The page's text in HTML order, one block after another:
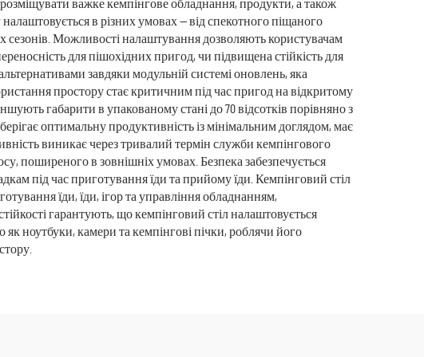
важке кемпінгове обладнання, продукти, а також
в різних умовах — від спекотного піщаного
сезонів. Можливості налаштування дозволяють користувачам
для пішохідних пригод, чи підвищена стійкість для
завдяки модульній системі оновлень, яка
простору стає критичним під час пригод на відкритому
габарити в упакованому стані до 70 відсотків порівняно з
оптимальну продуктивність із мінімальним доглядом, має
виникає через тривалий термін служби кемпінгового
поширеного в зовнішніх умовах. Безпека забезпечується
під час приготування їди та прийому їди. Кемпінговий стіл
їди, їди, ігор та управління обладнанням,
гарантують, що кемпінговий стіл налаштовується
ноутбуки, камери та кемпінгові пічки, роблячи його